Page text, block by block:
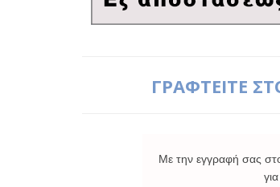
ΓΡΑΦΤΕΙΤΕ
Με την εγγραφή σας